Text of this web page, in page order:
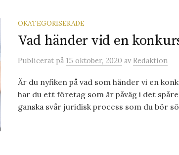
OKATEGORISERADE
Vad händer vid en
Publicerat på 15 oktober, 2020 av Redaktion
Är du nyfiken på vad som händer vi en
har du ett företag som är påväg i det
ganska svår juridisk process som du bör